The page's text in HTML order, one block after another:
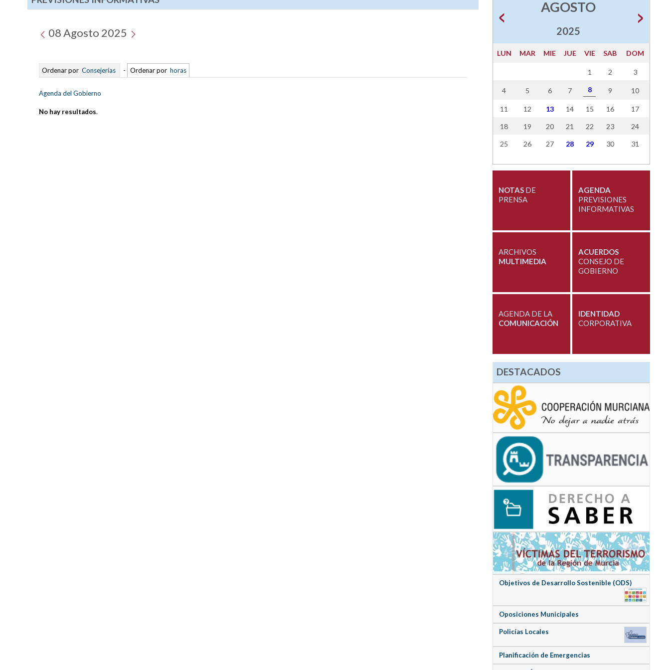
08 Agosto 2025
Ordenar por Consejerías - Ordenar por horas
Agenda del Gobierno
No hay resultados.
AGOSTO
2025
LUN MAR MIE JUE VIE SAB DOM
1 2 3
4 5 6 7 8 9 10
11 12 13 14 15 16 17
18 19 20 21 22 23 24
25 26 27 28 29 30 31
NOTASDE
PRENSA
AGENDA
PREVISIONES
INFORMATIVAS
ARCHIVOS
MULTIMEDIA
ACUERDOS
CONSEJO DE
GOBIERNO
AGENDA DE LA
COMUNICACIÓN
IDENTIDAD
CORPORATIVA
DESTACADOS
Objetivos de Desarrollo Sostenible (ODS)
Oposiciones Municipales
Policías Locales
Planificación de Emergencias